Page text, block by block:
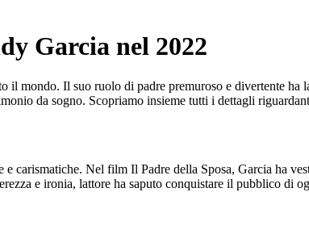
Garcia nel 2022
mondo. Il suo ruolo di padre premuroso e divertente ha
da sogno. Scopriamo insieme tutti i dettagli
carismatiche. Nel film Il Padre della Sposa, Garcia ha
e ironia, lattore ha saputo conquistare il pubblico di